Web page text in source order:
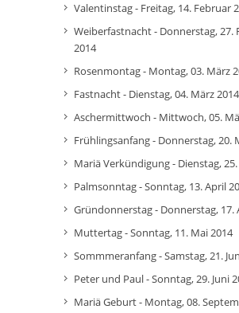
Valentinstag - Freitag, 14. Februar
Weiberfastnacht - Donnerstag, 27.
2014
Rosenmontag - Montag, 03. März
Fastnacht - Dienstag, 04. März 2014
Aschermittwoch - Mittwoch, 05.
Frühlingsanfang - Donnerstag, 20.
Mariä Verkündigung - Dienstag,
Palmsonntag - Sonntag, 13. April
Gründonnerstag - Donnerstag, 17.
Muttertag - Sonntag, 11. Mai 2014
Sommmeranfang - Samstag, 21.
Peter und Paul - Sonntag, 29. Juni
Mariä Geburt - Montag, 08.